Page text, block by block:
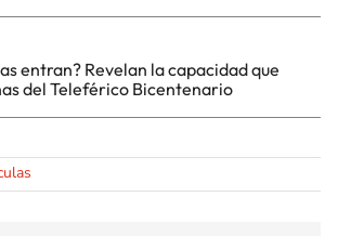
entran? Revelan la capacidad que
del Teleférico Bicentenario